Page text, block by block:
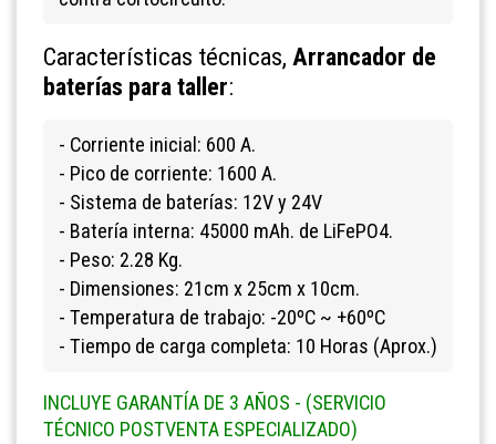
Características técnicas, Arrancador de
baterías para taller:
- Corriente inicial: 600 A.
- Pico de corriente: 1600 A.
- Sistema de baterías: 12V y 24V
- Batería interna: 45000 mAh. de LiFePO4.
- Peso: 2.28 Kg.
- Dimensiones: 21cm x 25cm x 10cm.
- Temperatura de trabajo: -20ºC ~ +60ºC
- Tiempo de carga completa: 10 Horas (Aprox.)
INCLUYE GARANTÍA DE 3 AÑOS - (SERVICIO
TÉCNICO POSTVENTA ESPECIALIZADO)